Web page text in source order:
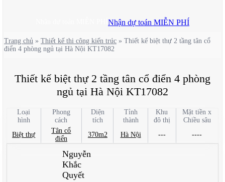
Nhận dự toán MIỄN PHÍ
Trang chủ » Thiết kế thi công kiến trúc » Thiết kế biệt thự 2 tầng tân cổ
điển 4 phòng ngủ tại Hà Nội KT17082
Thiết kế biệt thự 2 tầng tân cổ điển 4 phòng
ngủ tại Hà Nội KT17082
Loại
hình
Biệt thự
Phong
cách
Tân cổ
điển
Diện
tích
370m2
Tỉnh
thành
Hà Nội
Khu
đô thị
---
Mặt tiền x
Chiều sâu
----
Nguyễn
Khắc
Quyết